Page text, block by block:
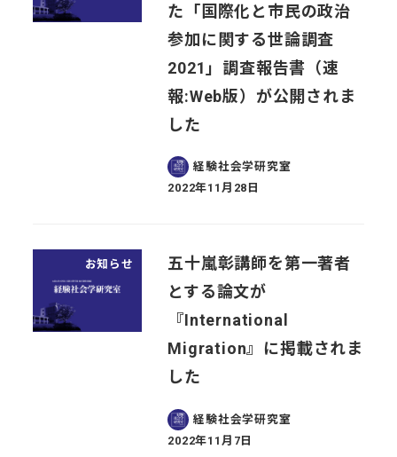
た「国際化と市民の政治
参加に関する世論調査
2021」調査報告書（速
報:Web版）が公開されま
した
経験社会学研究室
投稿日
2022年11月28日
お知らせ
五十嵐彰講師を第一著者
とする論文が
『International
Migration』に掲載されま
した
経験社会学研究室
投稿日
2022年11月7日